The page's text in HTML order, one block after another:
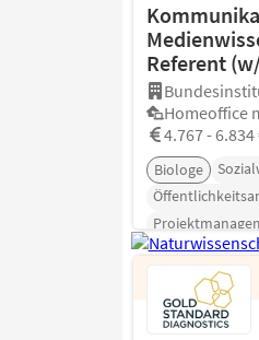
Referent
Homeoffice
4.767 -
Biologe